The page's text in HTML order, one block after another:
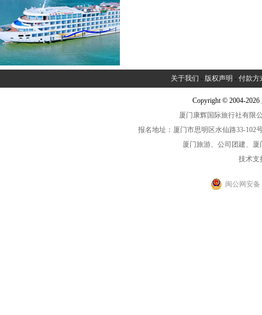
关于我们 - 版权声明 - 付款方
Copyright © 2004-
厦门康辉国际旅行社有限
报名地址：厦门市思明区水仙路33-102
厦门旅游、公司团建、
技术支
闽公网安备